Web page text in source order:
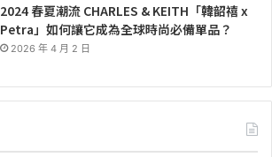
2024 春夏潮流 CHARLES & KEITH「韓韶禧 x
Petra」如何讓它成為全球時尚必備單品？
2026 年 4 月 2 日